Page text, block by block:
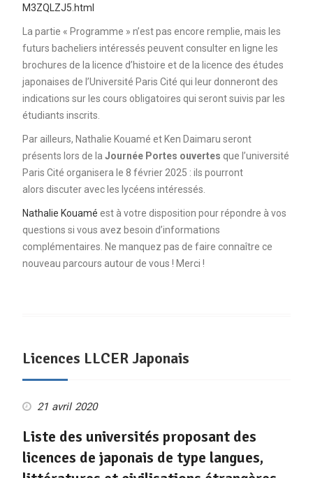
M3ZQLZJ5.html
La partie « Programme » n’est pas encore remplie, mais les
futurs bacheliers intéressés peuvent consulter en ligne les
brochures de la licence d’histoire et de la licence des études
japonaises de l’Université Paris Cité qui leur donneront des
indications sur les cours obligatoires qui seront suivis par les
étudiants inscrits.
Par ailleurs, Nathalie Kouamé et Ken Daimaru seront
présents lors de la Journée Portes ouvertes que l’université
Paris Cité organisera le 8 février 2025 : ils pourront
alors discuter avec les lycéens intéressés.
Nathalie Kouamé est à votre disposition pour répondre à vos
questions si vous avez besoin d’informations
complémentaires. Ne manquez pas de faire connaître ce
nouveau parcours autour de vous ! Merci !
Licences LLCER Japonais
21 avril 2020
Liste des universités proposant des
licences de japonais de type langues,